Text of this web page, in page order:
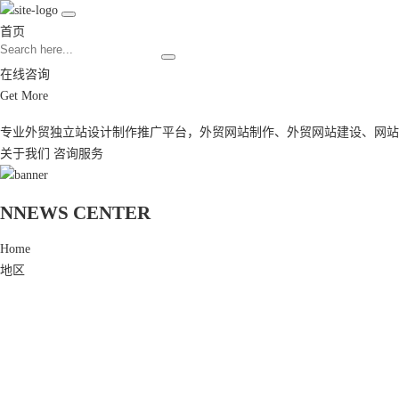
首页
在线咨询
Get More
专业外贸独立站设计制作推广平台， 外贸网站制作、 外贸网站建设、 网
关于我们
咨询服务
NNEWS CENTER
Home
地区